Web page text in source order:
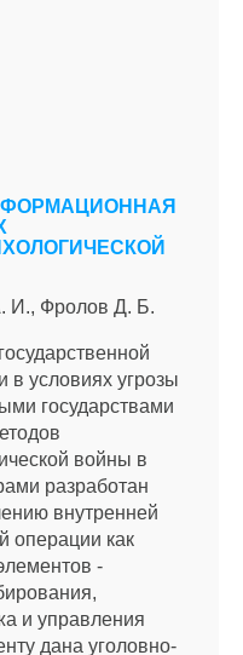
И., Фролов Д. Б.
в условиях угрозы
государствами
войны в
разработан
внутренней
операции как
-
и управления
дана уголовно-